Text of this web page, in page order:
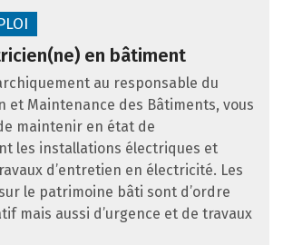
en bâtiment
au responsable du
et Maintenance des Bâtiments, vous
maintenir en état de
les installations électriques et
d’entretien en électricité. Les
le patrimoine bâti sont d’ordre
mais aussi d’urgence et de travaux